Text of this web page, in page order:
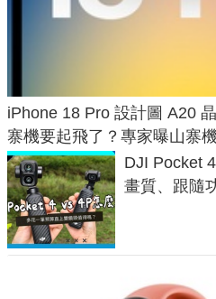
iPhone 18 Pro 設計圖 A20
寨機要起飛了？專家曝山寨
DJI Pocket
畫質、跟隨